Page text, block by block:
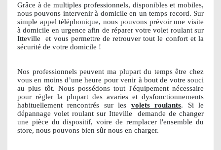
Grâce à de multiples professionnels, disponibles et mobiles,
nous pouvons intervenir à domicile en un temps record. Sur
simple appel téléphonique, nous pouvons prévoir une visite
à domicile en urgence afin de réparer votre volet roulant sur
Itteville
et vous permettre de retrouver tout le confort et la
sécurité de votre domicile !
Nos professionnels peuvent ma plupart du temps être chez
vous en moins d’une heure pour venir à bout de votre souci
au plus tôt. Nous possédons tout l'équipement nécessaire
pour régler la plupart des avaries et dysfonctionnements
habituellement rencontrés sur les volets roulants. Si le
dépannage volet roulant sur Itteville
demande de changer
une pièce du dispositif, voire de remplacer l'ensemble du
store, nous pouvons bien sûr nous en charger.